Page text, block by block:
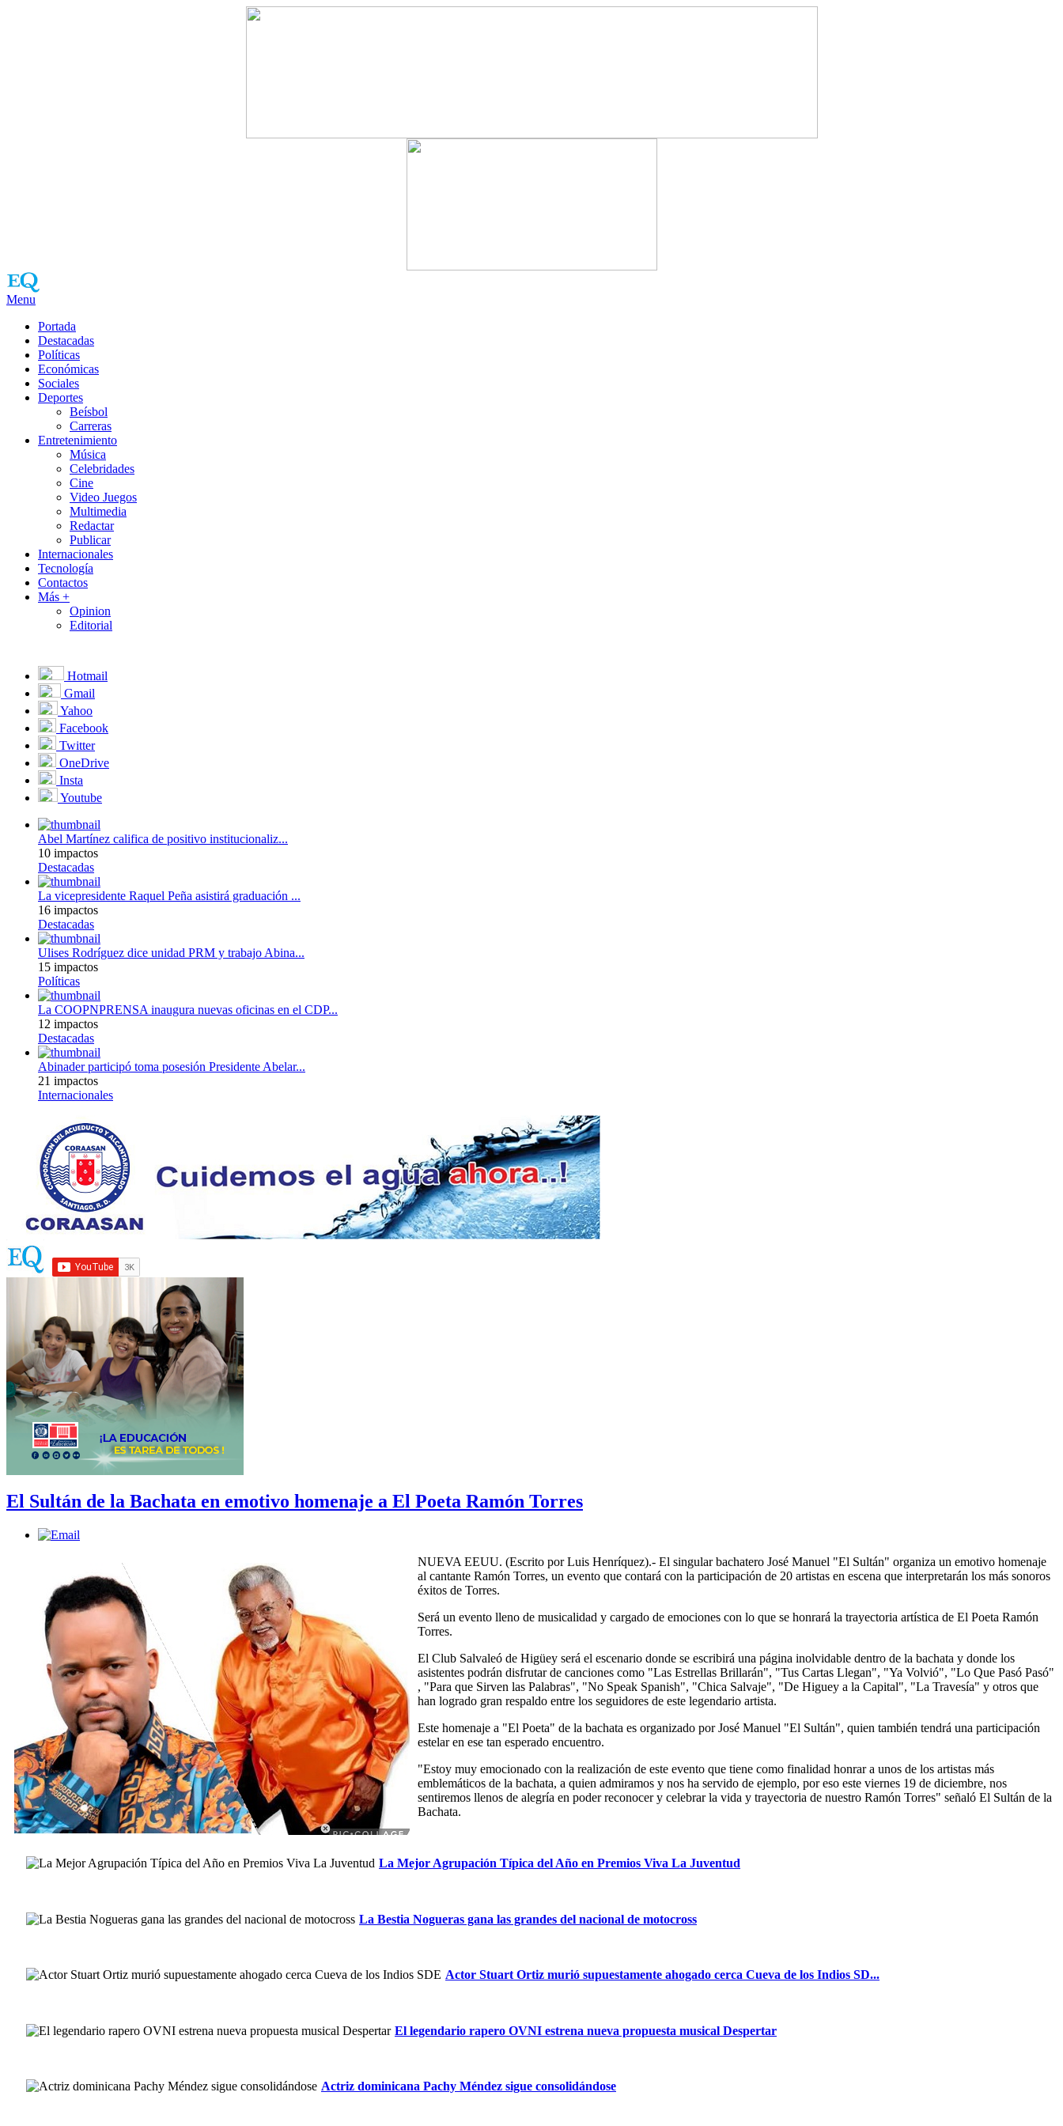
Menu
Portada
Destacadas
Políticas
Económicas
Sociales
Deportes
Beísbol
Carreras
Entretenimiento
Música
Celebridades
Cine
Video Juegos
Multimedia
Redactar
Publicar
Internacionales
Tecnología
Contactos
Más +
Opinion
Editorial
Hotmail
Gmail
Yahoo
Facebook
Twitter
OneDrive
Insta
Youtube
Abel Martínez califica de positivo institucionaliz...
10 impactos
Destacadas
La vicepresidente Raquel Peña asistirá graduación ...
16 impactos
Destacadas
Ulises Rodríguez dice unidad PRM y trabajo Abina...
15 impactos
Políticas
La COOPNPRENSA inaugura nuevas oficinas en el CDP...
12 impactos
Destacadas
Abinader participó toma posesión Presidente Abelar...
21 impactos
Internacionales
El Sultán de la Bachata en emotivo homenaje a El Poeta Ramón Torres
NUEVA EEUU. (Escrito por Luis Henríquez).- El singular bachatero José Manuel "El Sultán" organiza un emotivo homenaje
al cantante Ramón Torres, un evento que contará con la participación de 20 artistas en escena que interpretarán los más sonoros
éxitos de Torres.
Será un evento lleno de musicalidad y cargado de emociones con lo que se honrará la trayectoria artística de El Poeta Ramón
Torres.
El Club Salvaleó de Higüey será el escenario donde se escribirá una página inolvidable dentro de la bachata y donde los
asistentes podrán disfrutar de canciones como "Las Estrellas Brillarán", "Tus Cartas Llegan", "Ya Volvió", "Lo Que Pasó Pasó"
, "Para que Sirven las Palabras", "No Speak Spanish", "Chica Salvaje", "De Higuey a la Capital", "La Travesía" y otros que
han logrado gran respaldo entre los seguidores de este legendario artista.
Este homenaje a "El Poeta" de la bachata es organizado por José Manuel "El Sultán", quien también tendrá una participación
estelar en ese tan esperado encuentro.
"Estoy muy emocionado con la realización de este evento que tiene como finalidad honrar a unos de los artistas más
emblemáticos de la bachata, a quien admiramos y nos ha servido de ejemplo, por eso este viernes 19 de diciembre, nos
sentiremos llenos de alegría en poder reconocer y celebrar la vida y trayectoria de nuestro Ramón Torres" señaló El Sultán de la
Bachata.
La Mejor Agrupación Típica del Año en Premios Viva La Juventud
La Bestia Nogueras gana las grandes del nacional de motocross
Actor Stuart Ortiz murió supuestamente ahogado cerca Cueva de los Indios SD...
El legendario rapero OVNI estrena nueva propuesta musical Despertar
Actriz dominicana Pachy Méndez sigue consolidándose